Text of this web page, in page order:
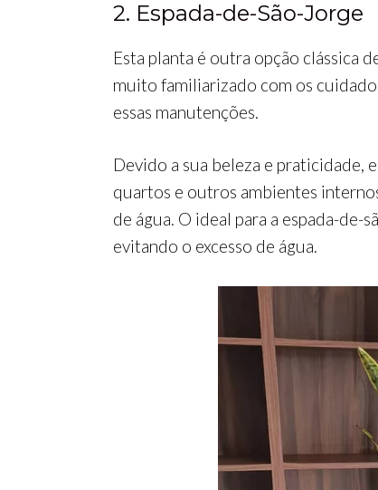
2. Espada-de-São-Jorge
Esta planta é outra opção clássica
muito familiarizado com os
essas manutenções.
Devido a sua beleza e praticidade,
quartos e outros ambientes
de água. O ideal para a espada-de-
evitando o excesso de água.